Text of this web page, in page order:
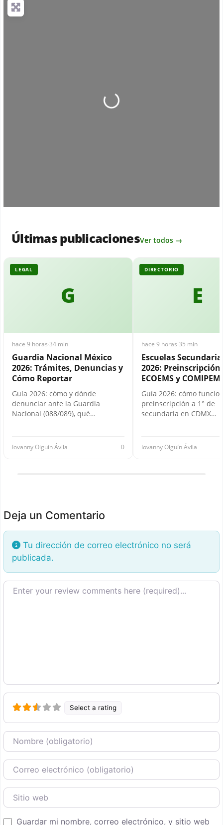
Loading...
Últimas publicacionesVer todos →
G
LEGAL
hace 9 horas·34 min
Guardia Nacional México
2026: Trámites, Denuncias y
Cómo Reportar
Guía 2026: cómo y dónde
denunciar ante la Guardia
Nacional (088/089), qué…
Iovanny Olguín Ávila 0
E
DIRECTORIO
hace 9 horas·35 min
Escuelas
2026: Preinscripción,
ECOEMS y
Guía 2026: cómo
preinscripción a 1° de
secundaria en CDMX…
Iovanny Olguín Ávila
Deja un Comentario
Tu dirección de correo electrónico no será
publicada.
Texto de la reseña
Select a rating
Nombre
Correo Electronico
Sitio web
Guardar mi nombre, correo electrónico, y sitio web